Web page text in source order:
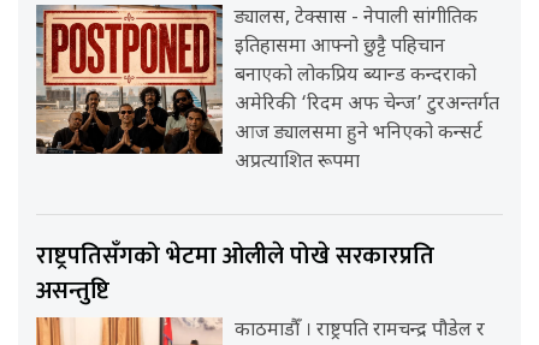
ड्यालस, टेक्सास - नेपाली सांगीतिक
इतिहासमा आफ्नो छुट्टै पहिचान
बनाएको लोकप्रिय ब्यान्ड कन्दराको
अमेरिकी ‘रिदम अफ चेन्ज’ टुरअन्तर्गत
आज ड्यालसमा हुने भनिएको कन्सर्ट
अप्रत्याशित रूपमा
राष्ट्रपतिसँगको भेटमा ओलीले पोखे सरकारप्रति
असन्तुष्टि
काठमाडौँ । राष्ट्रपति रामचन्द्र पौडेल र